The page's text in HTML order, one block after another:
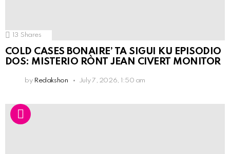
13 Shares
COLD CASES BONAIRE’ TA SIGUI KU EPISODIO
DOS: MISTERIO RÒNT JEAN CIVERT MONITOR
by Redakshon July 7, 2026, 1:50 am